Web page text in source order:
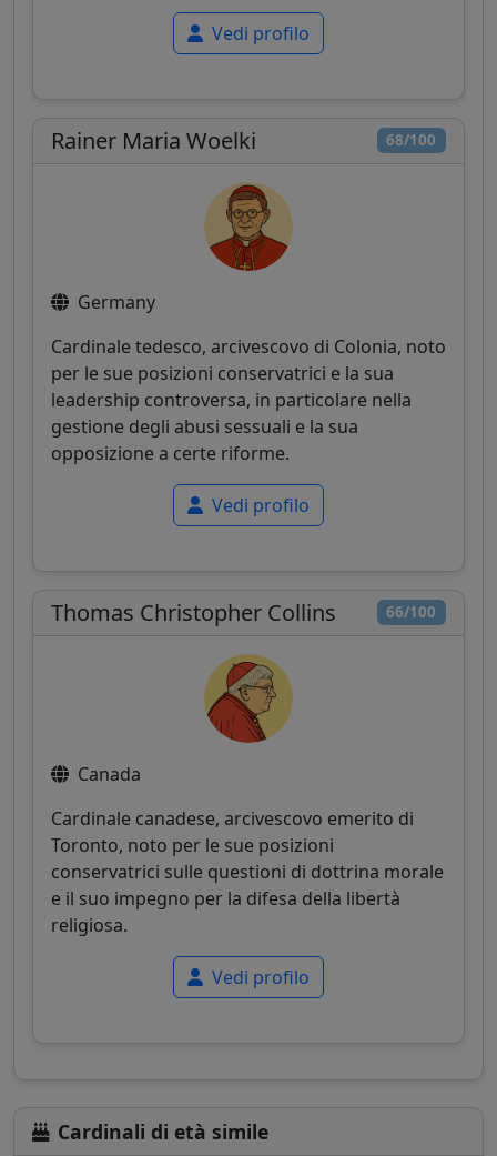
Vedi profilo
68/100
Rainer Maria Woelki
Germany
Cardinale tedesco, arcivescovo di Colonia, noto
per le sue posizioni conservatrici e la sua
leadership controversa, in particolare nella
gestione degli abusi sessuali e la sua
opposizione a certe riforme.
Vedi profilo
66/100
Thomas Christopher Collins
Canada
Cardinale canadese, arcivescovo emerito di
Toronto, noto per le sue posizioni
conservatrici sulle questioni di dottrina morale
e il suo impegno per la difesa della libertà
religiosa.
Vedi profilo
Cardinali di età simile